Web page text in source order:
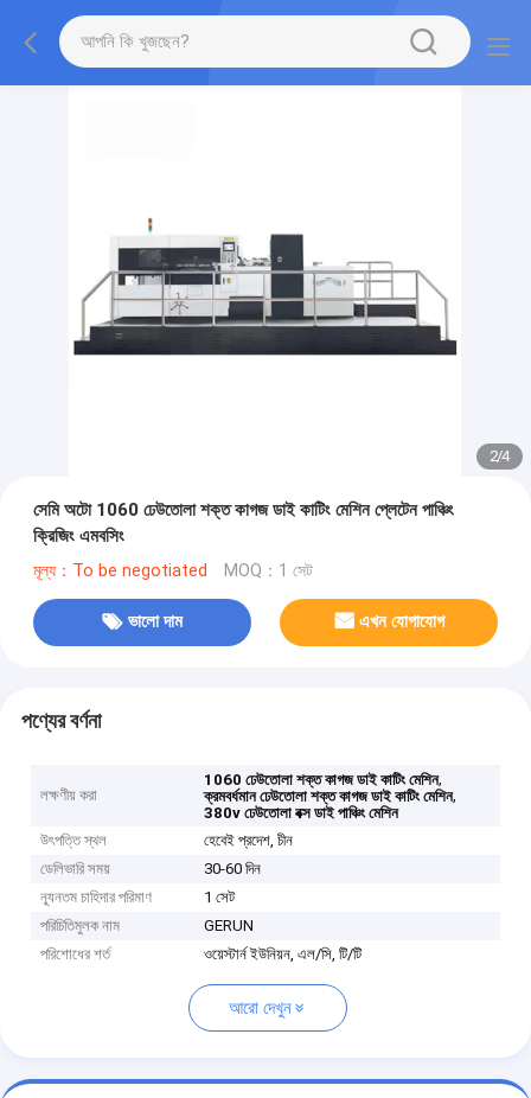
2/4
সেমি অটো 1060 ঢেউতোলা শক্ত কাগজ ডাই কাটিং মেশিন প্লেটেন পাঞ্চিং
ক্রিজিং এমবসিং
মূল্য：To be negotiated MOQ：1 সেট
ভালো দাম এখন যোগাযোগ
পণ্যের বর্ণনা
লক্ষণীয় করা
1060 ঢেউতোলা শক্ত কাগজ ডাই কাটিং মেশিন,
ক্রমবর্ধমান ঢেউতোলা শক্ত কাগজ ডাই কাটিং মেশিন,
380v ঢেউতোলা বক্স ডাই পাঞ্চিং মেশিন
উৎপত্তি স্থল
হেবেই প্রদেশ, চীন
ডেলিভারি সময়
30-60 দিন
ন্যূনতম চাহিদার পরিমাণ
1 সেট
পরিচিতিমুলক নাম
GERUN
পরিশোধের শর্ত
ওয়েস্টার্ন ইউনিয়ন, এল/সি, টি/টি
আরো দেখুন